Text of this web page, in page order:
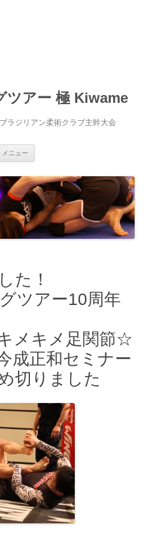
ツアー 極 Kiwame
ラジリアン柔術クラブ主幹大会
メニュー
ン
ツ
へ
ス
キ
ッ
プ
た！
ツアー10周年
メキメ足関節☆
成正和セミナー
切りました